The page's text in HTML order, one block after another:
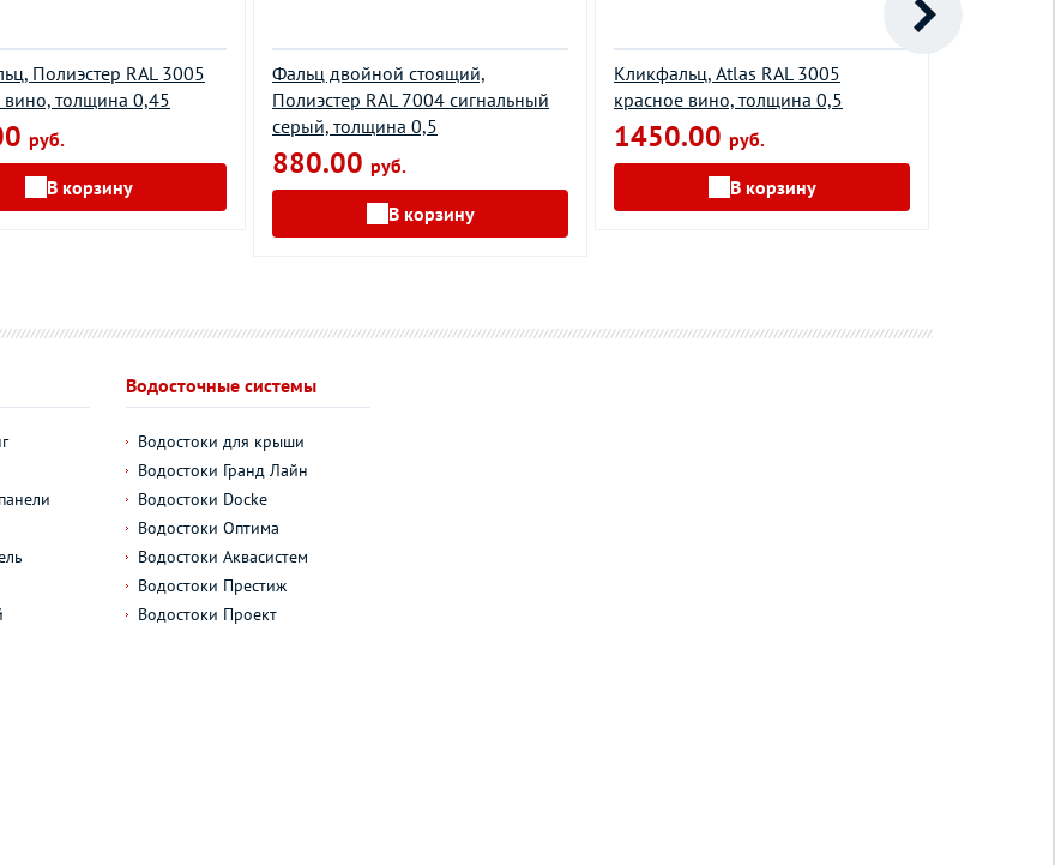
Полиэстер RAL 3005
вино, толщина 0,45
руб.
В корзину
Фальц двойной стоящий,
Полиэстер RAL 7004 сигнальный
серый, толщина 0,5
880.00 руб.
В корзину
Кликфальц, Atlas RAL 3005
красное вино, толщина 0,5
1450.00 руб.
В корзину
Водосточные системы
Водостоки для крыши
Водостоки Гранд Лайн
Водостоки Docke
Водостоки Оптима
Водостоки Аквасистем
Водостоки Престиж
Водостоки Проект